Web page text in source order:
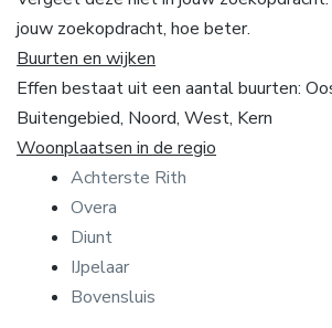
jouw zoekopdracht, hoe beter.
Buurten en wijken
Effen bestaat uit een aantal buurten:
Buitengebied, Noord, West, Kern
Woonplaatsen in de regio
Achterste Rith
Overa
Diunt
IJpelaar
Bovensluis